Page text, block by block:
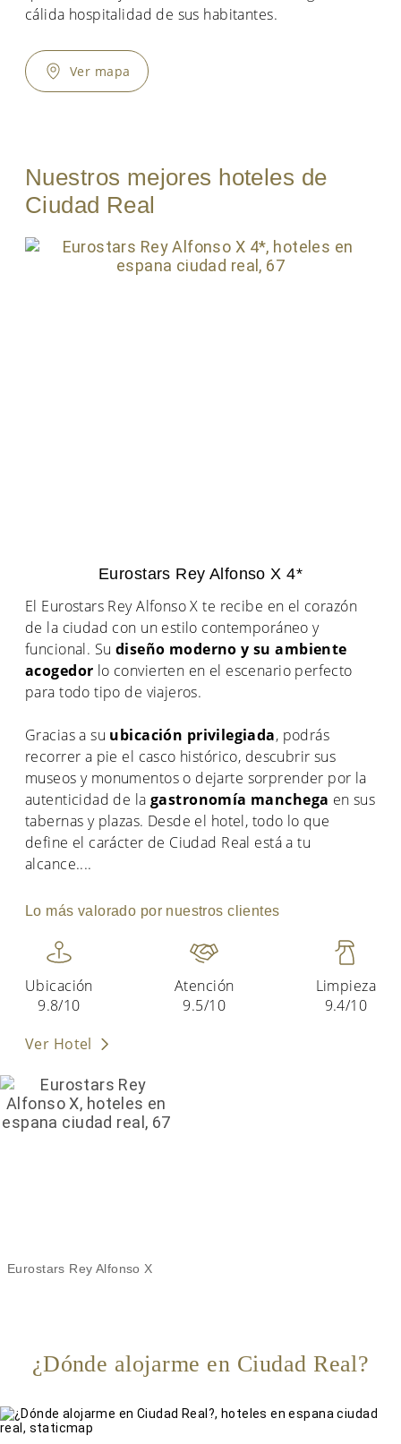
cálida hospitalidad de sus habitantes.
Ver mapa
Nuestros mejores hoteles de
Ciudad Real
Eurostars Rey Alfonso X 4*
El Eurostars Rey Alfonso X te recibe en el corazón
de la ciudad con un estilo contemporáneo y
funcional. Su diseño moderno y su ambiente
acogedor lo convierten en el escenario perfecto
para todo tipo de viajeros.
Gracias a su ubicación privilegiada, podrás
recorrer a pie el casco histórico, descubrir sus
museos y monumentos o dejarte sorprender por la
autenticidad de la gastronomía manchega en sus
tabernas y plazas. Desde el hotel, todo lo que
define el carácter de Ciudad Real está a tu
alcance....
Lo más valorado por nuestros clientes
Ubicación
9.8/10
Atención
9.5/10
Limpieza
9.4/10
Ver Hotel
Eurostars Rey Alfonso X
¿Dónde alojarme en Ciudad Real?